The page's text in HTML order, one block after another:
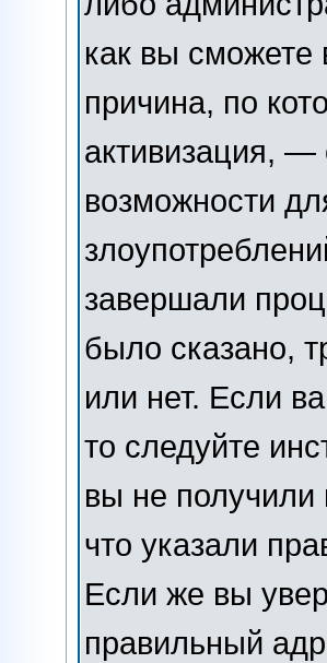
как вы сможете
причина, по
активизация,
возможности
завершали
было сказано,
или нет. Если
то следуйте
вы не получили
что указали
Если же вы
правильный